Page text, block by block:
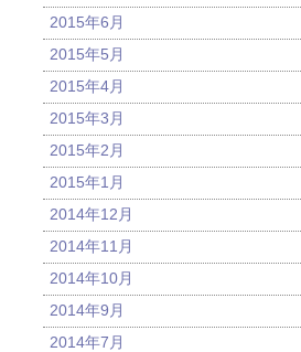
2015年6月
2015年5月
2015年4月
2015年3月
2015年2月
2015年1月
2014年12月
2014年11月
2014年10月
2014年9月
2014年7月